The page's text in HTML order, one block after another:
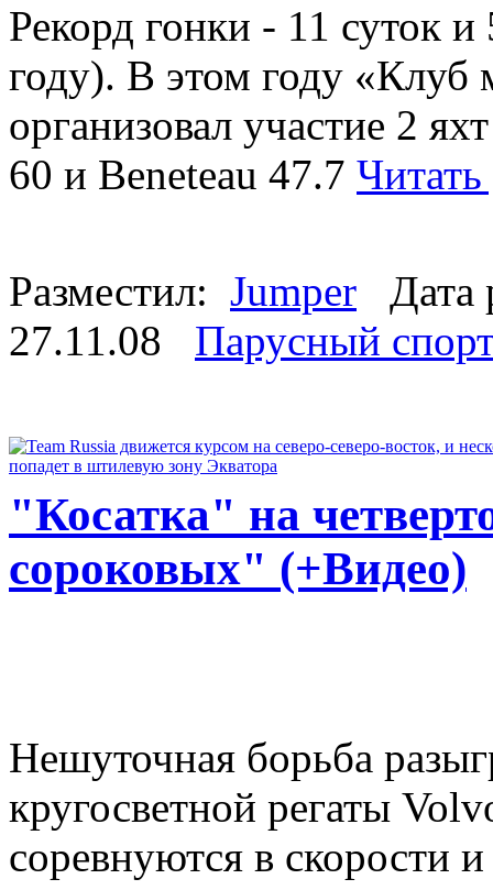
Рекорд гонки - 11 суток
году). В этом году «Клуб
организовал участие 2
60 и Beneteau 47.7
Разместил: Jumper Дата
27.11.08 Парусный
"Косатка" на
сороковых" (+Видео)
Нешуточная борьба
кругосветной регаты
соревнуются в скорости